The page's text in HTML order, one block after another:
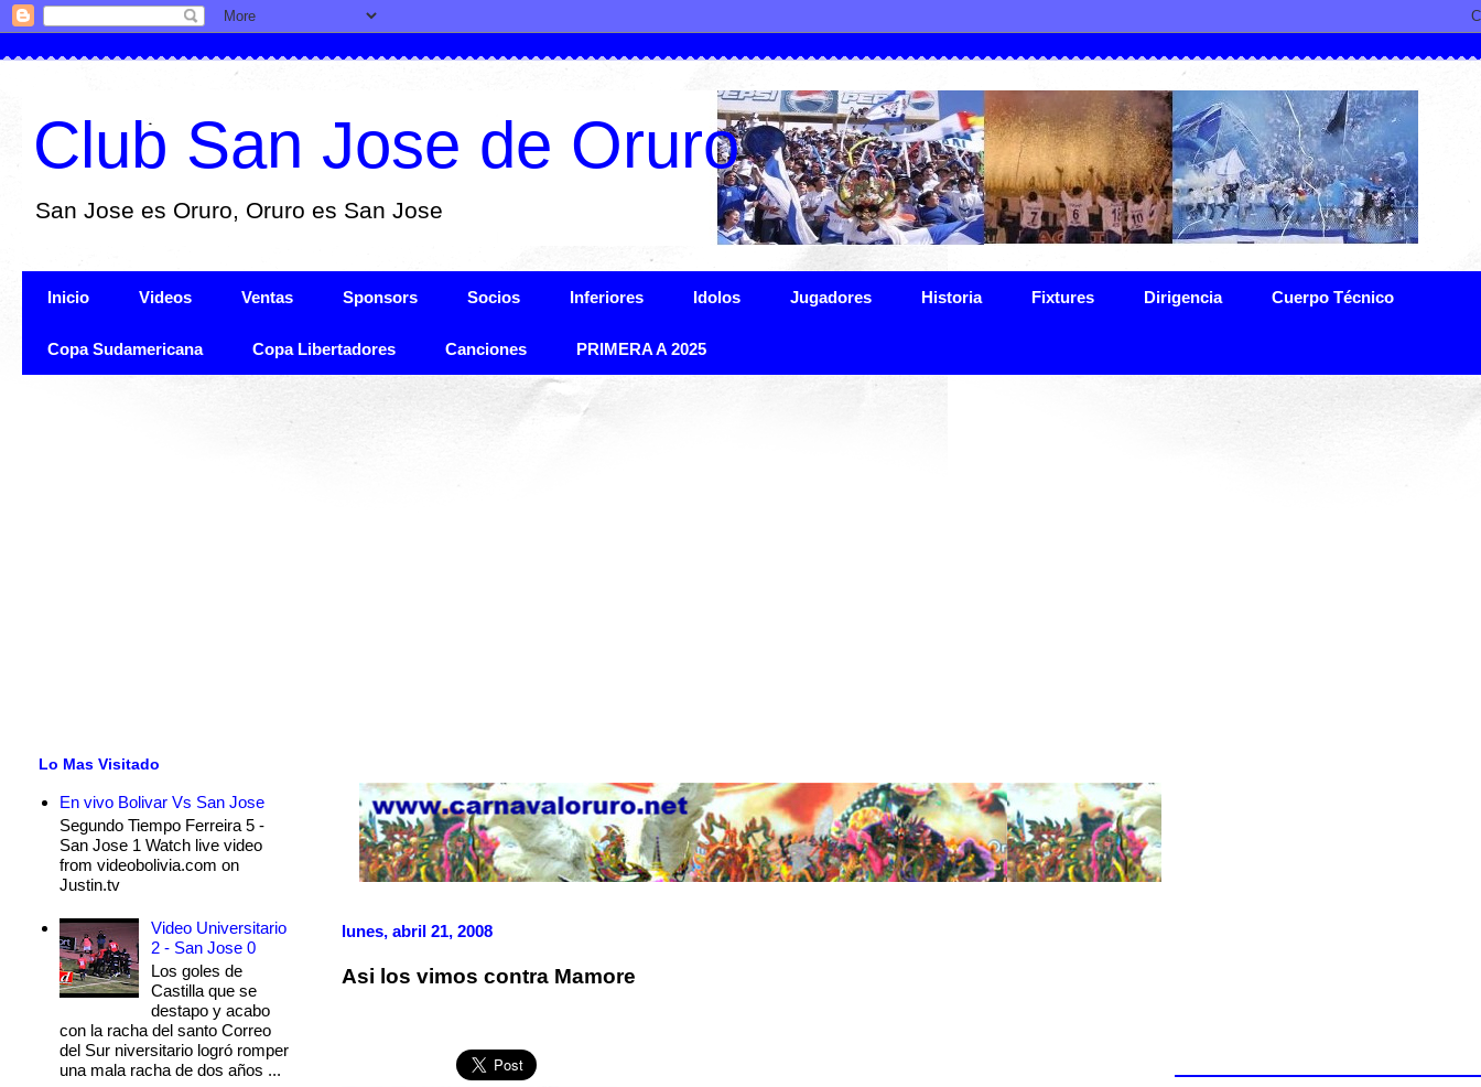
Club San Jose de Oruro
San Jose es Oruro, Oruro es San Jose
Inicio Videos Ventas Sponsors Socios Inferiores Idolos Jugadores Historia Fixtures Dirigencia Cuerpo Técnico
Copa Sudamericana Copa Libertadores Canciones PRIMERA A 2025
lunes, abril 21, 2008
Asi los vimos contra Mamore
Lo Mas Visitado
En vivo Bolivar Vs San Jose
Segundo Tiempo Ferreira 5 -
San Jose 1 Watch live video
from videobolivia.com on
Justin.tv
Video Universitario
2 - San Jose 0
Los goles de
Castilla que se
destapo y acabo
con la racha del santo Correo
del Sur niversitario logró romper
una mala racha de dos años ...